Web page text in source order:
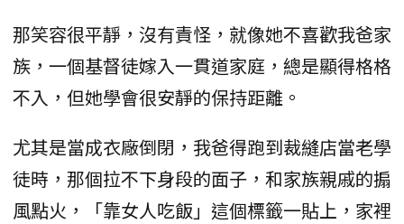
那笑容很平靜，沒有責怪，就像她不喜歡我爸家
族，一個基督徒嫁入一貫道家庭，總是顯得格格
不入，但她學會很安靜的保持距離。
尤其是當成衣廠倒閉，我爸得跑到裁縫店當老學
徒時，那個拉不下身段的面子，和家族親戚的搧
風點火，「靠女人吃飯」這個標籤一貼上，家裡